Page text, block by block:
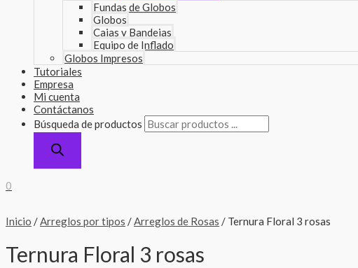
Fundas de Globos
Globos
Cajas y Bandejas
Equipo de Inflado
Globos Impresos
Tutoriales
Empresa
Mi cuenta
Contáctanos
Búsqueda de productos
0
Inicio /Arreglos por tipos /Arreglos de Rosas / Ternura Floral 3 rosas
Ternura Floral 3 rosas